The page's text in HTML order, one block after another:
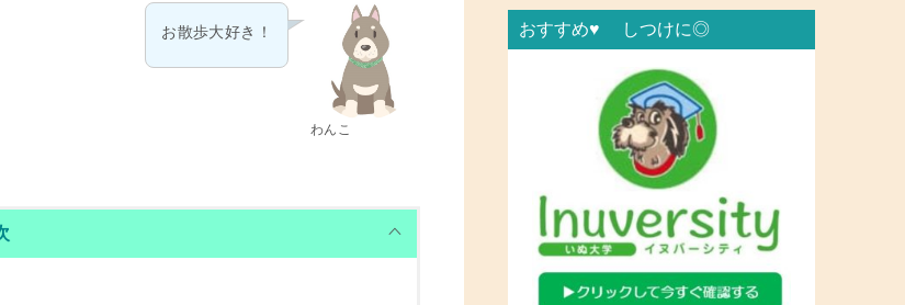
わんこ
お散歩大好き！ おすすめ♥ しつけに◎